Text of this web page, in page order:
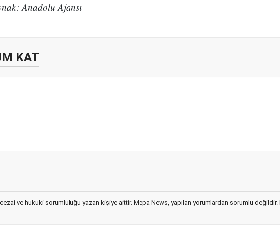
Anadolu Ajansı
KAT
cezai ve hukuki sorumluluğu yazan kişiye aittir. Mepa News, yapılan yorumlardan sorumlu değildir.